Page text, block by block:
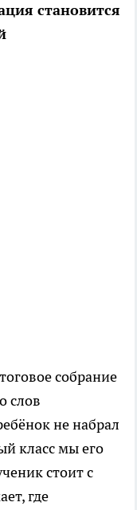
становится
собрание
слов
не набрал
класс мы его
стоит с
где